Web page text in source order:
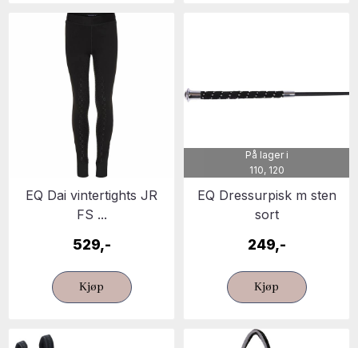
EQ Dai vintertights JR
FS ...
529,-
Kjøp
På lager i
110, 120
EQ Dressurpisk m sten
sort
249,-
Kjøp